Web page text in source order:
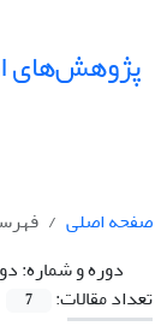
پژوهش‌های
صفحه اصلی
دوره و شماره:دوره 27،
تعداد مقالات:
7